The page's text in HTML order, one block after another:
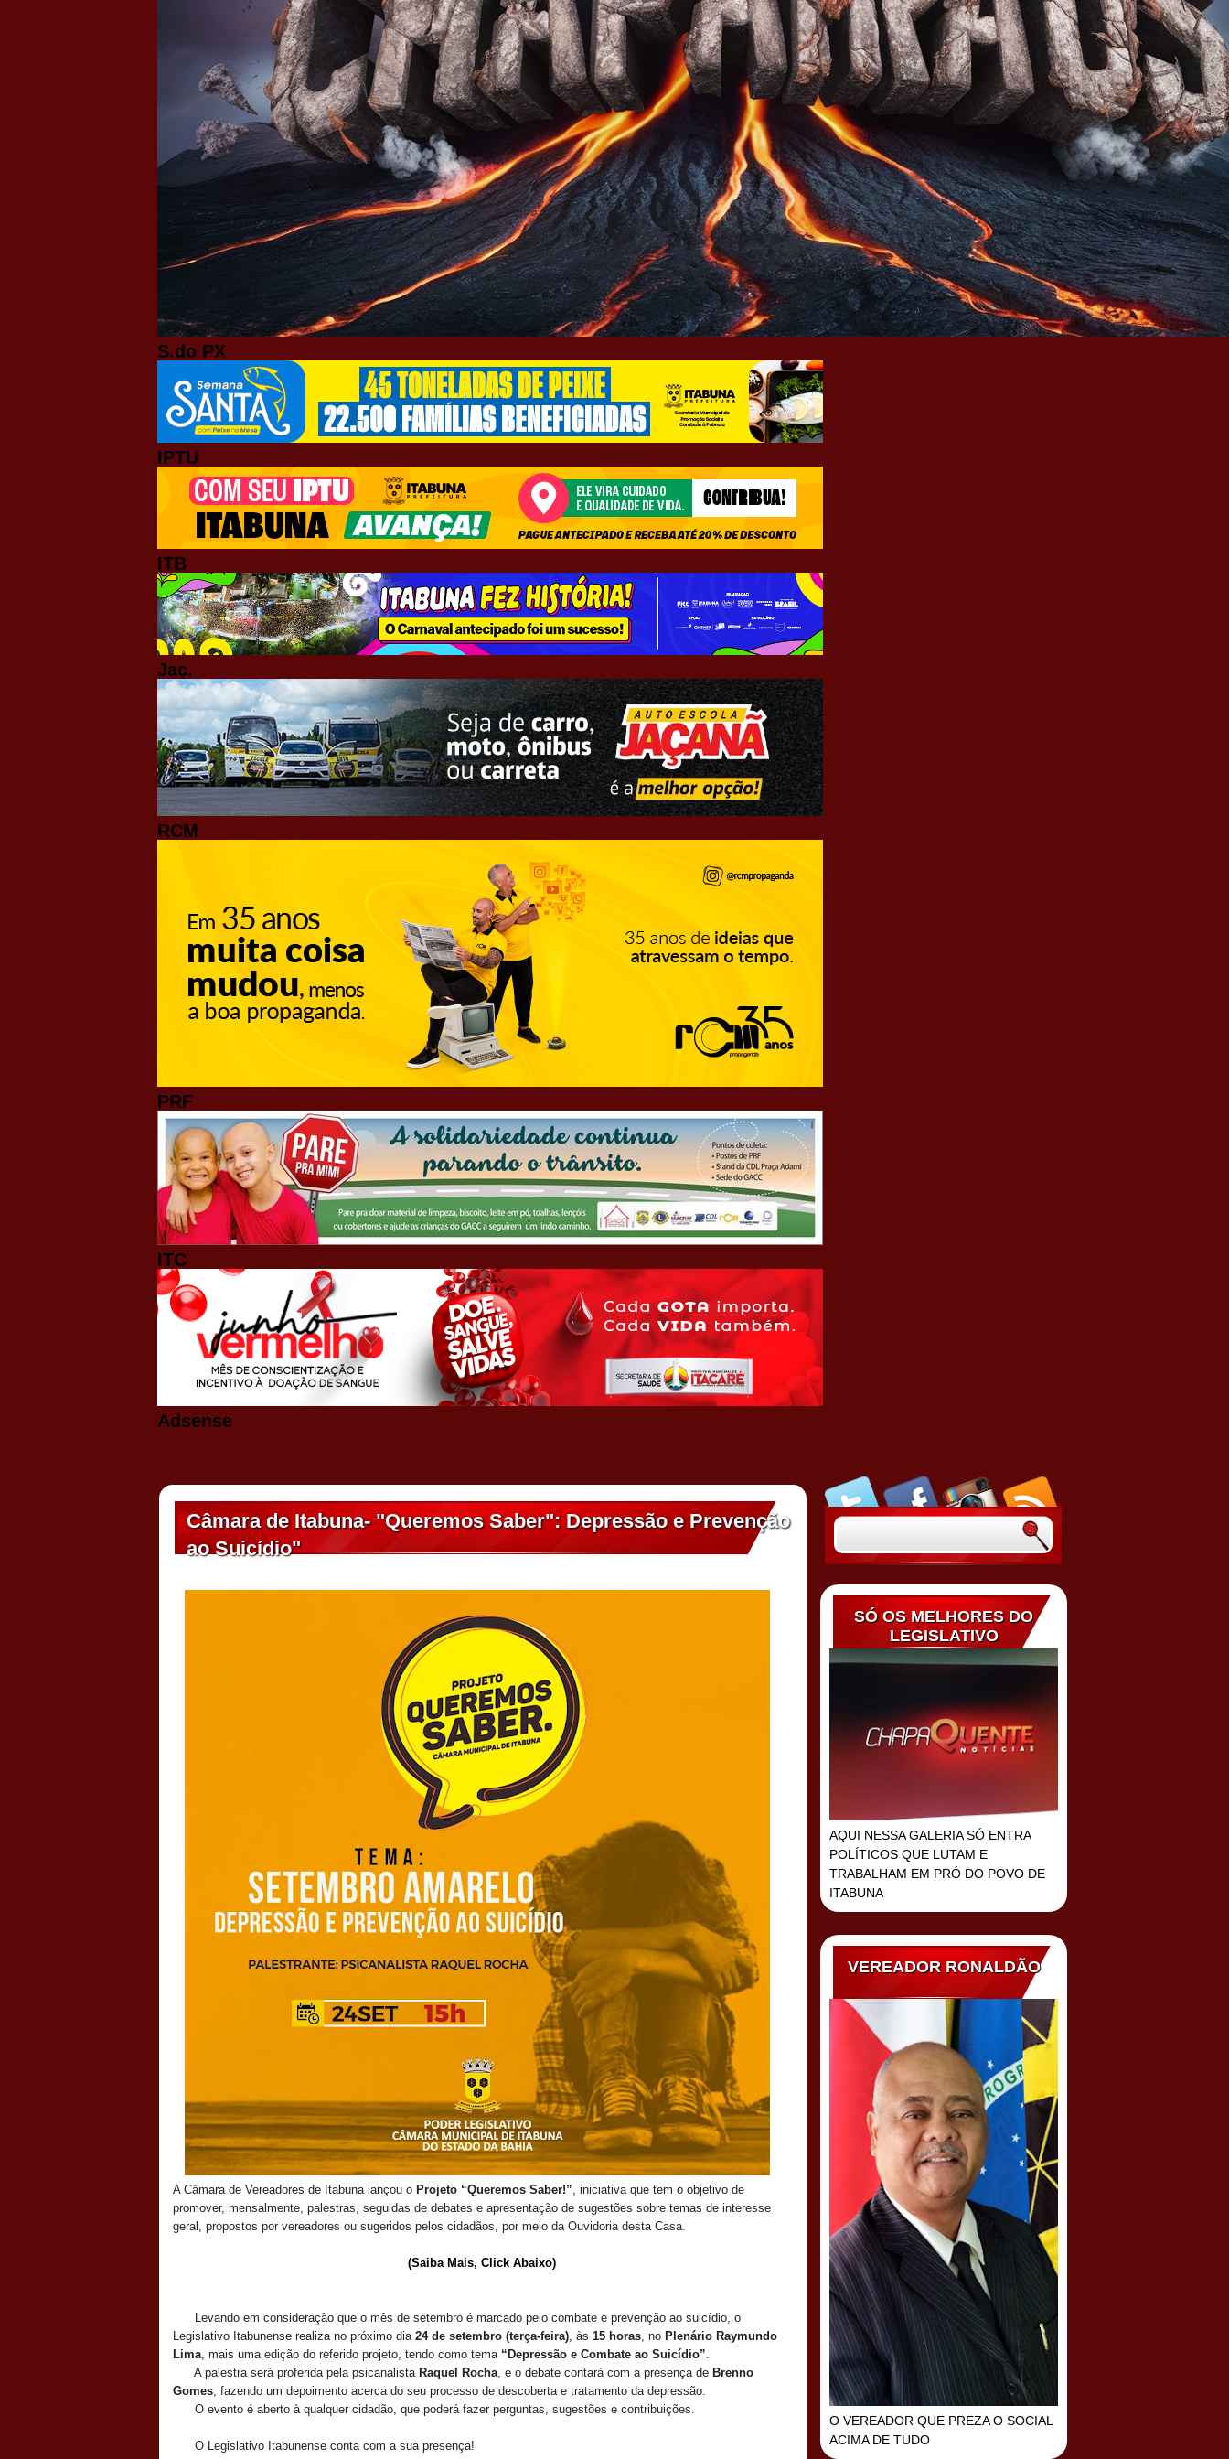
S.do PX
IPTU
ITB
Jaç.
RCM
PRF
ITC
Adsense
Câmara de Itabuna- "Queremos Saber": Depressão e Prevenção
ao Suicídio"
A Câmara de Vereadores de Itabuna lançou o Projeto “Queremos Saber!”, iniciativa que tem o objetivo de
promover, mensalmente, palestras, seguidas de debates e apresentação de sugestões sobre temas de interesse
geral, propostos por vereadores ou sugeridos pelos cidadãos, por meio da Ouvidoria desta Casa.
(Saiba Mais, Click Abaixo)
Levando em consideração que o mês de setembro é marcado pelo combate e prevenção ao suicídio, o
Legislativo Itabunense realiza no próximo dia 24 de setembro (terça-feira), às 15 horas, no Plenário Raymundo
Lima, mais uma edição do referido projeto, tendo como tema “Depressão e Combate ao Suicídio”.
A palestra será proferida pela psicanalista Raquel Rocha, e o debate contará com a presença de Brenno
Gomes, fazendo um depoimento acerca do seu processo de descoberta e tratamento da depressão.
O evento é aberto à qualquer cidadão, que poderá fazer perguntas, sugestões e contribuições.
O Legislativo Itabunense conta com a sua presença!
SÓ OS MELHORES DO
LEGISLATIVO
AQUI NESSA GALERIA SÓ ENTRA
POLÍTICOS QUE LUTAM E
TRABALHAM EM PRÓ DO POVO DE
ITABUNA
VEREADOR RONALDÃO
O VEREADOR QUE PREZA O SOCIAL
ACIMA DE TUDO